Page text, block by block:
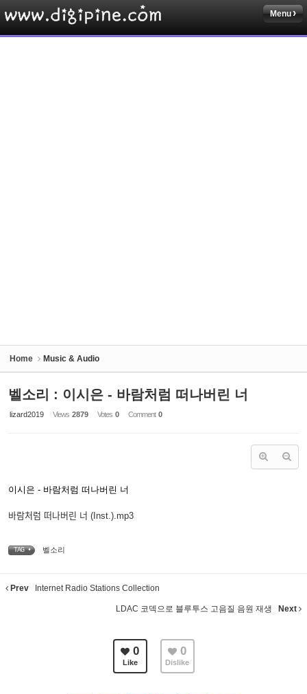
Menu
Home Music & Audio
벨소리 : 이시은 - 바람처럼 떠나버린 너
lizard2019 Views 2879 Votes 0 Comment 0
이시은 - 바람처럼 떠나버린 너
바람처럼 떠나버린 너 (Inst.).mp3
TAG • 벨소리
Prev Internet Radio Stations Collection
LDAC 코덱으로 블루투스 고음질 음원 재생 Next
0
Like
0
Dislike
Sketchbook5, 스케치북5